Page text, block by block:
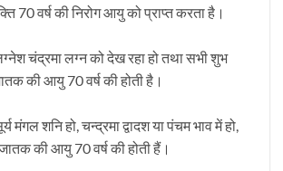
70 वर्ष की निरोग आयु को प्राप्त करता है।
चंद्रमा लग्न को देख रहा हो तथा सभी शुभ
की आयु 70 वर्ष की होती है।
मंगल शनि हो, चन्द्रमा द्वादश या पंचम भाव में हो,
की आयु 70 वर्ष की होती हैं।